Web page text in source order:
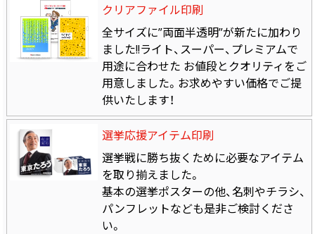
クリアファイル印刷
全サイズに”両面半透明”が新たに加わり
ました!!ライト、スーパー、プレミアムで
用途に合わせた お値段とクオリティをご
用意しました。お求めやすい価格でご提
供いたします！
選挙応援アイテム印刷
選挙戦に勝ち抜くために必要なアイテム
を取り揃えました。
基本の選挙ポスターの他、名刺やチラシ、
パンフレットなども是非ご検討くださ
い。